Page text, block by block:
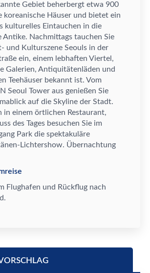
Gebiet beherbergt etwa 900
koreanische Häuser und bietet ein
kulturelles Eintauchen in die
Antike. Nachmittags tauchen Sie
und Kulturszene Seouls in der
ße ein, einem lebhaften Viertel,
Galerien, Antiquitätenl äden und
Teehäuser bekannt ist. Vom
Seoul Tower aus genießen Sie
auf die Skyline der Stadt.
in einem örtlichen Restaurant,
des Tages besuchen Sie im
Park die spektakul äre
änen-Lichtershow. Übernachtung
Flughafen und Rückflug nach